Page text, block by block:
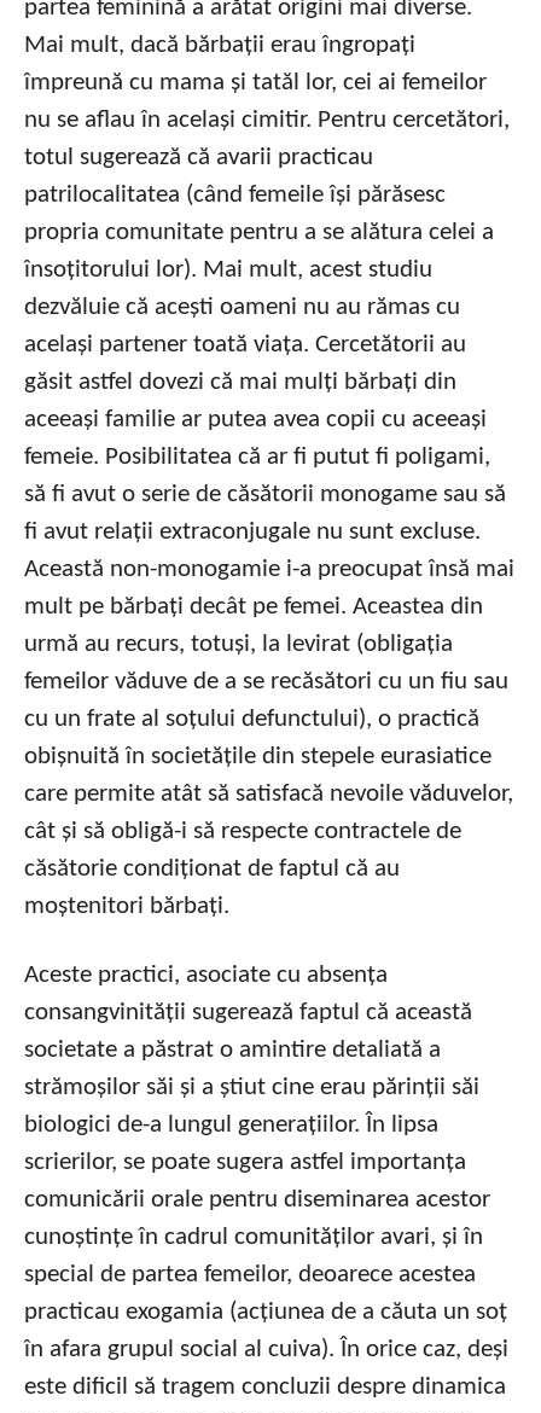
partea feminină a arătat origini mai diverse.
Mai mult, dacă bărbații erau îngropați
împreună cu mama și tatăl lor, cei ai femeilor
nu se aflau în același cimitir. Pentru cercetători,
totul sugerează că avarii practicau
patrilocalitatea (când femeile își părăsesc
propria comunitate pentru a se alătura celei a
însoțitorului lor). Mai mult, acest studiu
dezvăluie că acești oameni nu au rămas cu
același partener toată viața. Cercetătorii au
găsit astfel dovezi că mai mulți bărbați din
aceeași familie ar putea avea copii cu aceeași
femeie. Posibilitatea că ar fi putut fi poligami,
să fi avut o serie de căsătorii monogame sau să
fi avut relații extraconjugale nu sunt excluse.
Această non-monogamie i-a preocupat însă mai
mult pe bărbați decât pe femei. Aceastea din
urmă au recurs, totuși, la levirat (obligația
femeilor văduve de a se recăsători cu un fiu sau
cu un frate al soțului defunctului), o practică
obișnuită în societățile din stepele eurasiatice
care permite atât să satisfacă nevoile văduvelor,
cât și să obligă-i să respecte contractele de
căsătorie condiționat de faptul că au
moștenitori bărbați.
Aceste practici, asociate cu absența
consangvinității sugerează faptul că această
societate a păstrat o amintire detaliată a
strămoșilor săi și a știut cine erau părinții săi
biologici de-a lungul generațiilor. În lipsa
scrierilor, se poate sugera astfel importanța
comunicării orale pentru diseminarea acestor
cunoștințe în cadrul comunităților avari, și în
special de partea femeilor, deoarece acestea
practicau exogamia (acțiunea de a căuta un soț
în afara grupul social al cuiva). În orice caz, deși
este dificil să tragem concluzii despre dinamica